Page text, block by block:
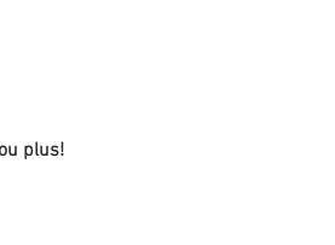
plus!